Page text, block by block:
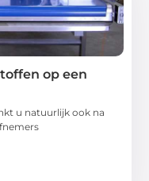
op een
u natuurlijk ook na